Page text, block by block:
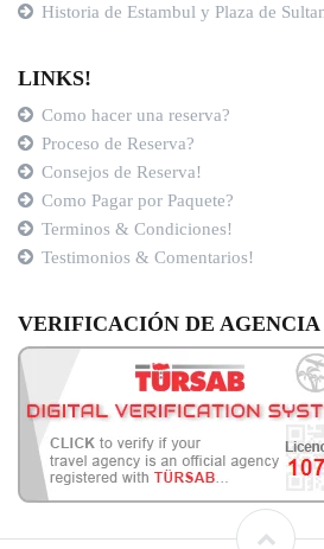
Historia de Estambul y Plaza de
LINKS!
Como hacer una reserva?
Proceso de Reserva?
Consejos de Reserva!
Como Pagar por Paquete?
Terminos & Condiciones!
Testimonios & Comentarios!
VERIFICACIÓN DE AGENCIA